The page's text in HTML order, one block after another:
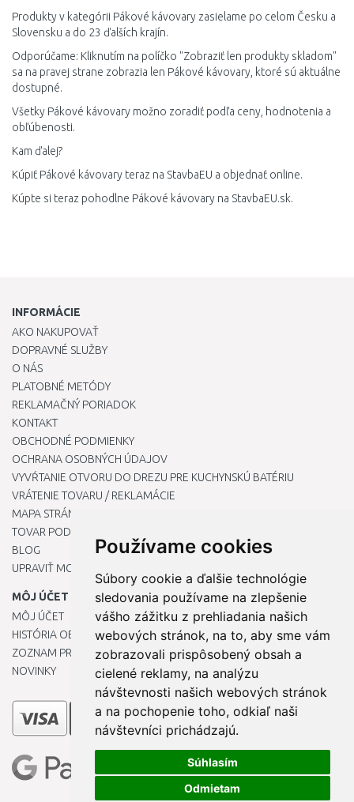
Používame cookies
Súbory cookie a ďalšie technológie
sledovania používame na zlepšenie
vášho zážitku z prehliadania našich
webových stránok, na to, aby sme vám
zobrazovali prispôsobený obsah a
cielené reklamy, na analýzu
návštevnosti našich webových stránok
a na pochopenie toho, odkiaľ naši
návštevníci prichádzajú.
Súhlasím
Odmietam
Produkty v kategórii Pákové kávovary zasielame po celom Česku a
Slovensku a do 23 ďalších krajín.
Odporúčame: Kliknutím na políčko "Zobraziť len produkty skladom"
sa na pravej strane zobrazia len Pákové kávovary, ktoré sú aktuálne
dostupné.
Všetky Pákové kávovary možno zoradiť podľa ceny, hodnotenia a
obľúbenosti.
Kam ďalej?
Kúpiť Pákové kávovary teraz na StavbaEU a objednať online.
Kúpte si teraz pohodlne Pákové kávovary na StavbaEU.sk.
INFORMÁCIE
AKO NAKUPOVAŤ
DOPRAVNÉ SLUŽBY
O NÁS
PLATOBNÉ METÓDY
REKLAMAČNÝ PORIADOK
KONTAKT
OBCHODNÉ PODMIENKY
OCHRANA OSOBNÝCH ÚDAJOV
VYVŔTANIE OTVORU DO DREZU PRE KUCHYNSKÚ BATÉRIU
VRÁTENIE TOVARU / REKLAMÁCIE
MAPA STRÁNOK
TOVAR PODĽA ZNAČIEK
BLOG
UPRAVIŤ MOJE PREDVOĽBY COOKIES
MÔJ ÚČET
MÔJ ÚČET
HISTÓRIA OBJEDNÁVOK
ZOZNAM PRIANÍ
NOVINKY